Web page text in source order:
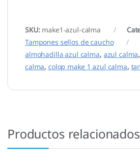
SKU: make1-azul-calma
Tampones sellos de caucho
almohadilla azul calma, azul calma,
calma,colop make 1 azul calma,
Productos relacionados